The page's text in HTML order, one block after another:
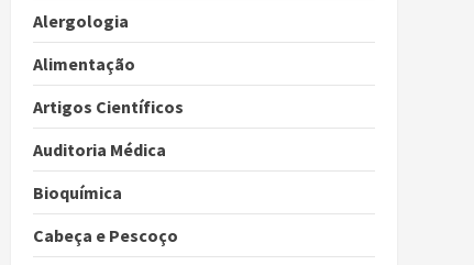
Alergologia
Alimentação
Artigos Científicos
Auditoria Médica
Bioquímica
Cabeça e Pescoço